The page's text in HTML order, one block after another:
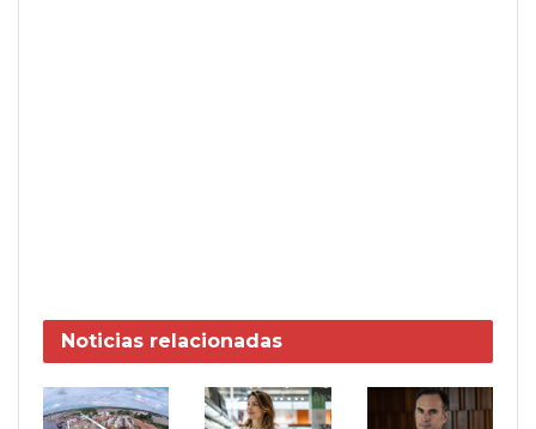
Noticias relacionadas